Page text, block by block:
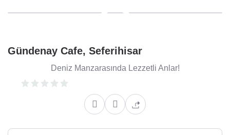
Gündenay Cafe, Seferihisar
Deniz Manzarasında Lezzetli Anlar!